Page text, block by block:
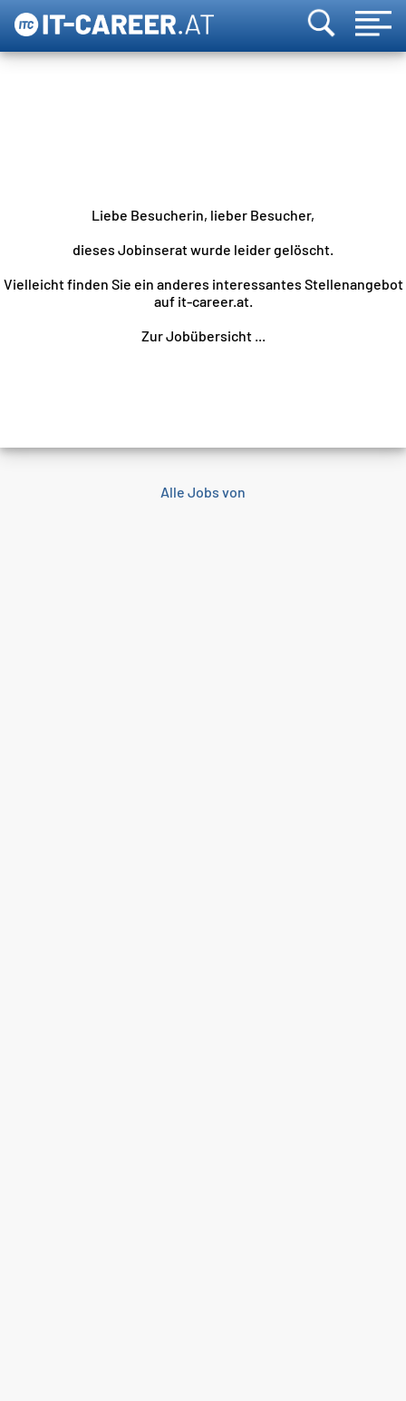
Liebe Besucherin, lieber Besucher,
dieses Jobinserat wurde leider gelöscht.
Vielleicht finden Sie ein anderes interessantes Stellenangebot
auf it-career.at.
Zur Jobübersicht ...
Alle Jobs von